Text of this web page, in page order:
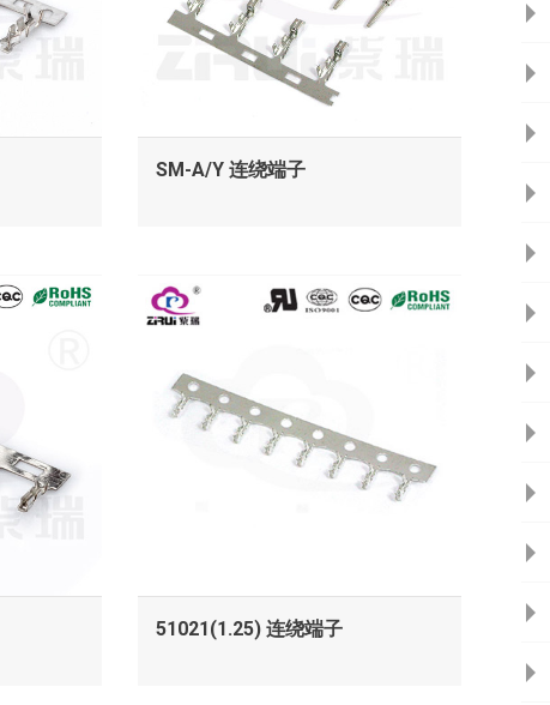
SM-A/Y 连绕端子
查看
51021(1.25) 连绕端子